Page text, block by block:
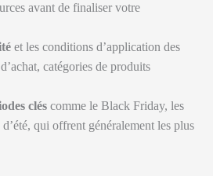
avant de finaliser votre
et les conditions d’application des
catégories de produits
clés comme le Black Friday, les
qui offrent généralement les plus